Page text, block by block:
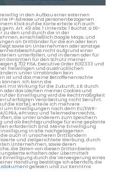
Dienstag morgens um 8:30.
in den Aufbau einer externen
IP-Adresse und personenbezogenen
Klick auf die Karte erteile ich auch
Art. 49 Abs. 1 Unterabs. 1 Buchst. a DS-
zu den und durch die in der
einschließlich Google Maps, und
an Drittländer für die ein oder kein
sowie an Unternehmen oder sonstige
nicht aufgrund einer
unterfallen, und in denen oder für
Garantien für den Schutz meiner
§ 702 FISA, Executive Order EO12333 und
freiwilligen und ausdrücklichen
unter Umständen kein
ist und das meine Betroffenenrechte
Ich kann die
mit Wirkung für die Zukunft, z.B. durch
das Löschen meiner Cookies und
der Einwilligung wird die Rechtmäßigkeit
erfolgten Verarbeitung nicht berührt.
die Karte), erteile ich mehrere
um Einwilligungen nach dem EU/EWR-
CPRA, ePrivacy und Telemedienrechts,
die unter anderem zum Speichern
und als Rechtsgrundlage für eine geplante
erforderlich sind. Meine Einwilligung
in alle nachgelagerten
auch in unsicheren Drittländern
und zielgerichtete Werbung, durch
Unternehmen, sowie deren
die Daten von diesen Drittanbietern
erhalten oder übermittelt
Einwilligung durch die Verweigerung eines
Handlung bestätige ich ebenfalls, die
gelesen und zur Kenntnis